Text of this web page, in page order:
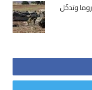
وتدخّل